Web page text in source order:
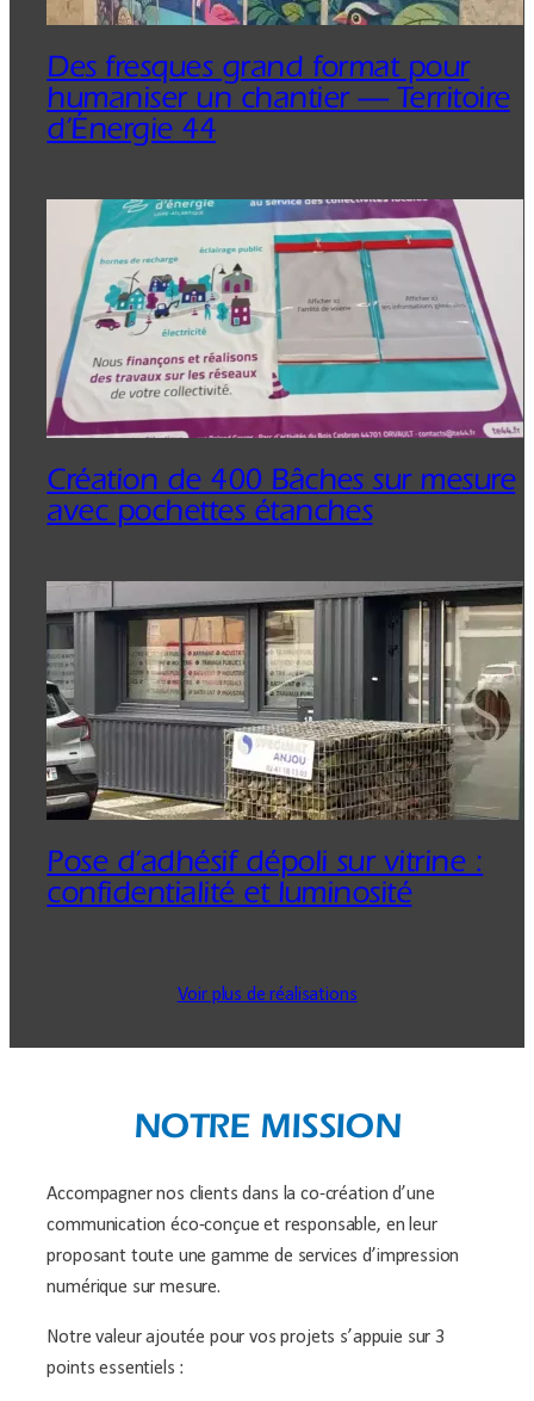
Des fresques grand format pour
humaniser un chantier — Territoire
d’Énergie 44
Création de 400 Bâches sur mesure
avec pochettes étanches
Pose d’adhésif dépoli sur vitrine :
confidentialité et luminosité
Voir plus de réalisations
NOTRE MISSION
Accompagner nos clients dans la co-création d’une
communication éco-conçue et responsable, en leur
proposant toute une gamme de services d’impression
numérique sur mesure.
Notre valeur ajoutée pour vos projets s’appuie sur 3
points essentiels :